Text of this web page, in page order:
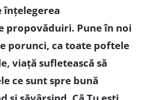
înţelegerea
propovăduiri. Pune în noi
porunci, ca toate poftele
viaţă sufletească să
ce sunt spre bună